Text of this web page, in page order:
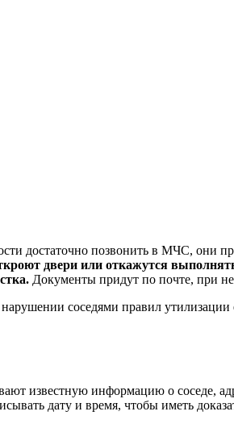
достаточно позвонить в МЧС,
двери или откажутся
Документы придут по почте, при
соседями правил
известную информацию о соседе,
дату и время, чтобы иметь